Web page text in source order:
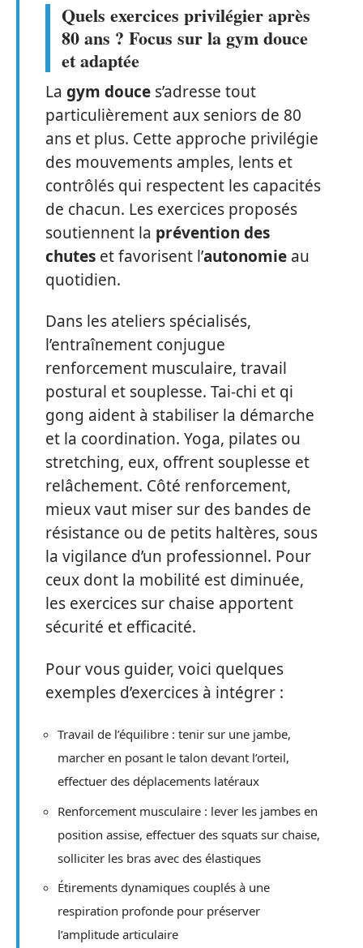
Quels exercices privilégier après
80 ans ? Focus sur la gym douce
et adaptée
La gym douce s’adresse tout
particulièrement aux seniors de 80
ans et plus. Cette approche privilégie
des mouvements amples, lents et
contrôlés qui respectent les capacités
de chacun. Les exercices proposés
soutiennent la prévention des
chutes et favorisent l’autonomie au
quotidien.
Dans les ateliers spécialisés,
l’entraînement conjugue
renforcement musculaire, travail
postural et souplesse. Tai-chi et qi
gong aident à stabiliser la démarche
et la coordination. Yoga, pilates ou
stretching, eux, offrent souplesse et
relâchement. Côté renforcement,
mieux vaut miser sur des bandes de
résistance ou de petits haltères, sous
la vigilance d’un professionnel. Pour
ceux dont la mobilité est diminuée,
les exercices sur chaise apportent
sécurité et efficacité.
Pour vous guider, voici quelques
exemples d’exercices à intégrer :
Travail de l’équilibre : tenir sur une jambe,
marcher en posant le talon devant l’orteil,
effectuer des déplacements latéraux
Renforcement musculaire : lever les jambes en
position assise, effectuer des squats sur chaise,
solliciter les bras avec des élastiques
Étirements dynamiques couplés à une
respiration profonde pour préserver
l’amplitude articulaire